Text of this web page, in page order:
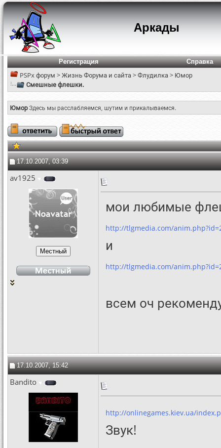
Аркады
Регистрация Справка
PSPx форум >Жизнь Форума и сайта>Флудилка> Юмор
Смешные флешки.
ЮморЗдесь мы расслабляемся, шутим и прикалываемся.
17.10.2007, 03:39
av1925
мои любимые
http://tlgmedia.com/
и
http://tlgmedia.com/
всем оч
17.10.2007, 15:42
Bandito
http://onlinegames.kiev.ua/
Звук!